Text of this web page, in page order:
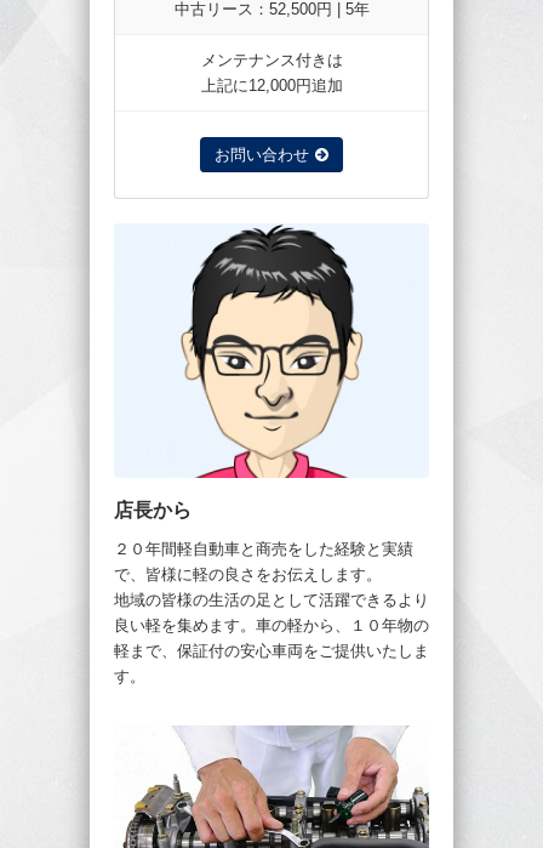
中古リース：52,500円 | 5年
メンテナンス付きは
上記に12,000円追加
お問い合わせ
店長から
２０年間軽自動車と商売をした経験と実績
で、皆様に軽の良さをお伝えします。
地域の皆様の生活の足として活躍できるより
良い軽を集めます。車の軽から、１０年物の
軽まで、保証付の安心車両をご提供いたしま
す。